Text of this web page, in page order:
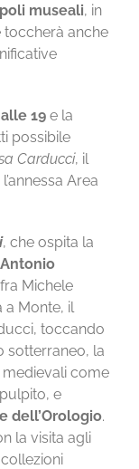
poli museali, in
toccherà anche
19 e la
possibile
Carducci, il
Area
, che ospita la
Antonio
fra Michele
a Monte, il
toccando
sotterraneo, la
come
e
dell’Orologio.
la visita agli